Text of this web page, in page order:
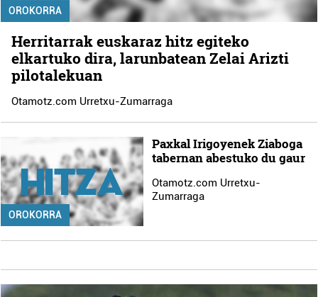
OROKORRA
Herritarrak euskaraz hitz egiteko
elkartuko dira, larunbatean Zelai Arizti
pilotalekuan
Otamotz.com Urretxu-Zumarraga
OROKORRA
Paxkal Irigoyenek Ziaboga
tabernan abestuko du gaur
Otamotz.com Urretxu-
Zumarraga